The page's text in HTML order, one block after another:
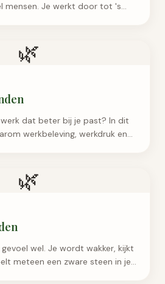
mensen. Je werkt door tot 's
🌿
dat beter bij je past? In dit
werkbeleving, werkdruk en
🌿
wel. Je wordt wakker, kijkt
meteen een zware steen in je